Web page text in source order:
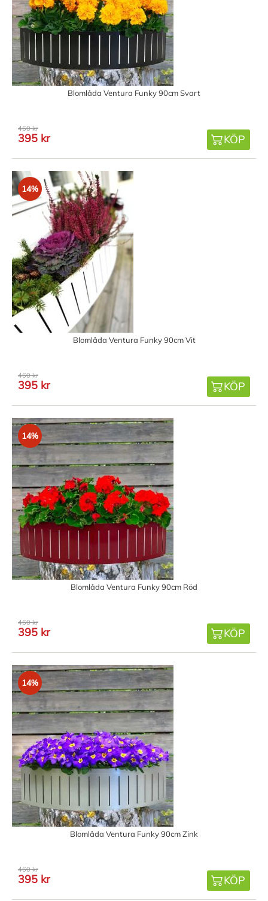
Blomlåda Ventura Funky 90cm Svart
460 kr
395 kr KÖP
14%
Blomlåda Ventura Funky 90cm Vit
460 kr
395 kr KÖP
14%
Blomlåda Ventura Funky 90cm Röd
460 kr
395 kr KÖP
14%
Blomlåda Ventura Funky 90cm Zink
460 kr
395 kr KÖP